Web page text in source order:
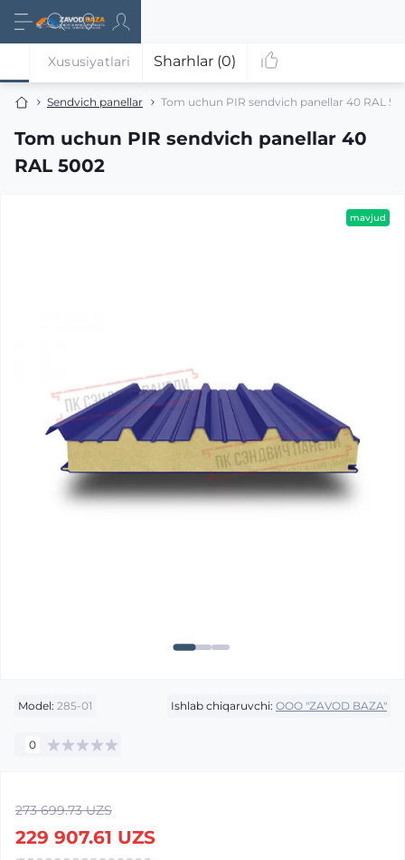
Sendvich panellar Tom uchun PIR sendvich panellar 40 RAL
Tom uchun PIR sendvich panellar 40
RAL 5002
Xususiyatlari Sharhlar (0)
mavjud
Model: 285-01 Ishlab chiqaruvchi: OOO "ZAVOD BAZA"
0
273 699.73 UZS
229 907.61 UZS